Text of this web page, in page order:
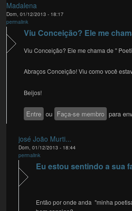
Madalena
Dom, 01/12/2013 - 18:17
permalink
Viu Conceição? Ele me
Viu Conceição? Ele me chama de "
Abraços Conceição! Viu como você
Beijos!
Entre ou Faça-se membro para
josé João Murti...
Dom, 01/12/2013 - 18:44
permalink
Eu estou sentindo a sua
Então por onde anda "minha